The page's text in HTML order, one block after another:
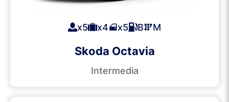
x5 x4 x5 B M
Skoda Octavia
Intermedia